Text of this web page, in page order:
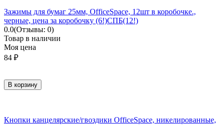
Зажимы для бумаг 25мм, OfficeSpace, 12шт в коробочке.,
черные, цена за коробочку (6!)СПБ(12!)
0.0(Отзывы: 0)
Товар в наличии
Моя цена
84 ₽
В корзину
Кнопки канцелярские/гвоздики OfficeSpace, никелированные,